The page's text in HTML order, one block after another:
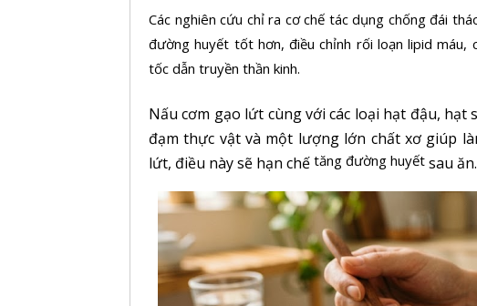
Các nghiên cứu chỉ ra cơ chế tác dụng chống đái
đường huyết tốt hơn, điều chỉnh rối loạn lipid máu,
tốc dẫn truyền thần kinh.
Nấu cơm gạo lứt cùng với các loại hạt đậu,
đạm thực vật và một lượng lớn chất xơ giúp
lứt, điều này sẽ hạn chế tăng đường huyết sau ăn.